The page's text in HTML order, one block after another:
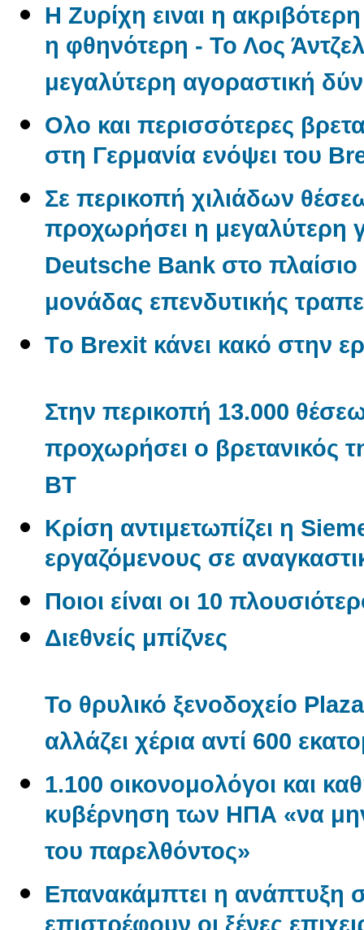
Η Ζυρίχη ειναι η
η φθηνότερη - Το Λος
μεγαλύτερη αγοραστική
Ολο και περισσότερες
στη Γερμανία ενόψει του
Σε περικοπή χιλιάδων
προχωρήσει η μεγαλύτερη
Deutsche Bank στο
μονάδας επενδυτικής
Tο Βrexit κάνει κακό στην
Στην περικοπή 13.000
προχωρήσει ο βρετανικός
BT
Κρίση αντιμετωπίζει η
εργαζόμενους σε
Ποιοι είναι οι 10
Διεθνείς μπίζνες
To θρυλικό ξενοδοχείο
αλλάζει χέρια αντί 600
1.100 οικονομολόγοι και
κυβέρνηση των ΗΠΑ «να
του παρελθόντος»
Επανακάμπτει η ανάπτυξη